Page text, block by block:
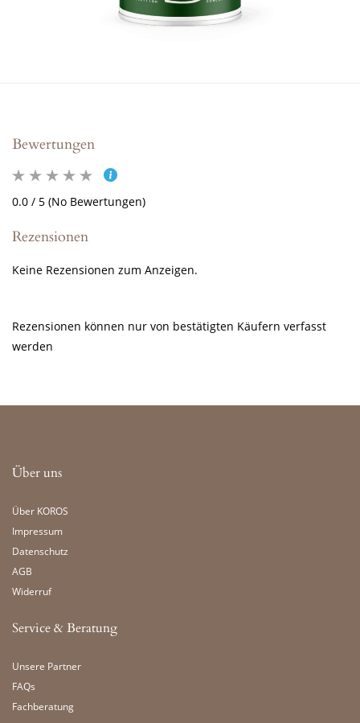
Bewertungen
0.0 / 5 (No Bewertungen)
Rezensionen
Keine Rezensionen zum Anzeigen.
Rezensionen können nur von bestätigten Käufern verfasst
werden
Über uns
Über KOROS
Impressum
Datenschutz
AGB
Widerruf
Service & Beratung
Unsere Partner
FAQs
Fachberatung